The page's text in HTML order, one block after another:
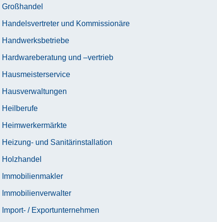
Großhandel
Handelsvertreter und Kommissionäre
Handwerksbetriebe
Hardwareberatung und –vertrieb
Hausmeisterservice
Hausverwaltungen
Heilberufe
Heimwerkermärkte
Heizung- und Sanitärinstallation
Holzhandel
Immobilienmakler
Immobilienverwalter
Import- / Exportunternehmen